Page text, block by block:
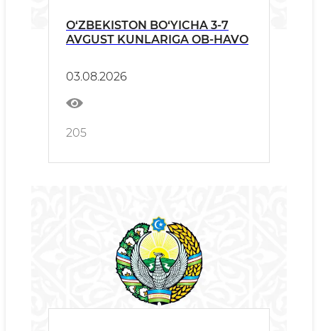
O‘ZBEKISTON BO‘YICHA 3-7
AVGUST KUNLARIGA OB-HAVO
03.08.2026
205